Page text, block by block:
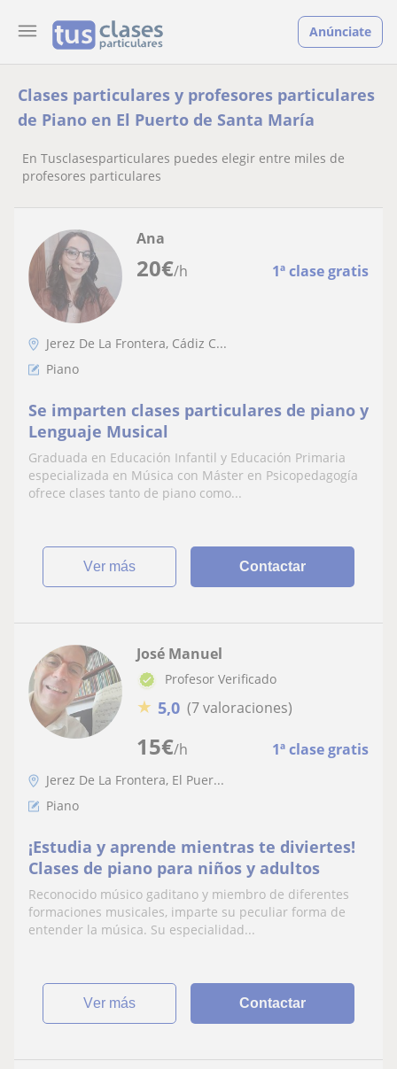
Anúnciate
Clases particulares y profesores particulares
de Piano en El Puerto de Santa María
En Tusclasesparticulares puedes elegir entre miles de
profesores particulares
20€/h 1ª clase gratis
Ana
Jerez De La Frontera, Cádiz C...
Piano
Se imparten clases particulares de piano y
Lenguaje Musical
Graduada en Educación Infantil y Educación Primaria
especializada en Música con Máster en Psicopedagogía
ofrece clases tanto de piano como...
ver más Contactar
15€/h 1ª clase gratis
José Manuel
Profesor Verificado
★ 5,0 (7 valoraciones)
Jerez De La Frontera, El Puer...
Piano
¡Estudia y aprende mientras te diviertes!
Clases de piano para niños y adultos
Reconocido músico gaditano y miembro de diferentes
formaciones musicales, imparte su peculiar forma de
entender la música. Su especialidad...
ver más Contactar